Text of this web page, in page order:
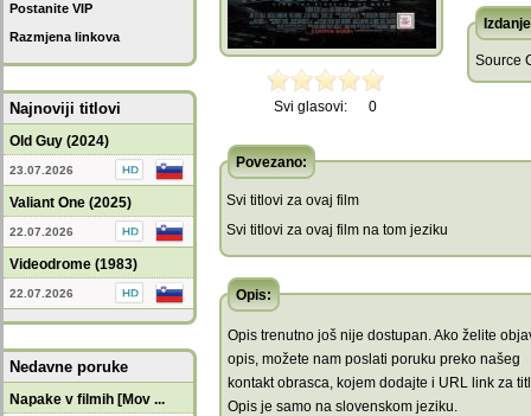
Postanite VIP
Razmjena linkova
Najnoviji titlovi
Old Guy (2024)
23.07.2026
Valiant One (2025)
22.07.2026
Videodrome (1983)
22.07.2026
Nedavne poruke
Napake v filmih [Mov ...
Svi glasovi: 0
Source
Povezano:
Svi titlovi za ovaj film
Svi titlovi za ovaj film na tom jeziku
Opis:
Opis trenutno još nije dostupan. Ako želite
opis, možete nam poslati poruku preko našeg
kontakt obrasca, kojem dodajte i URL link za
Opis je samo na slovenskom jeziku.